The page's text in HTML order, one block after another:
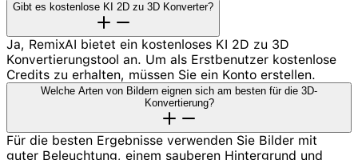
Gibt es kostenlose KI 2D zu 3D Konverter?
Ja, RemixAI bietet ein kostenloses KI 2D zu 3D
Konvertierungstool an. Um als Erstbenutzer kostenlose
Credits zu erhalten, müssen Sie ein Konto erstellen.
Welche Arten von Bildern eignen sich am besten für die 3D-
Konvertierung?
Für die besten Ergebnisse verwenden Sie Bilder mit
guter Beleuchtung, einem sauberen Hintergrund und